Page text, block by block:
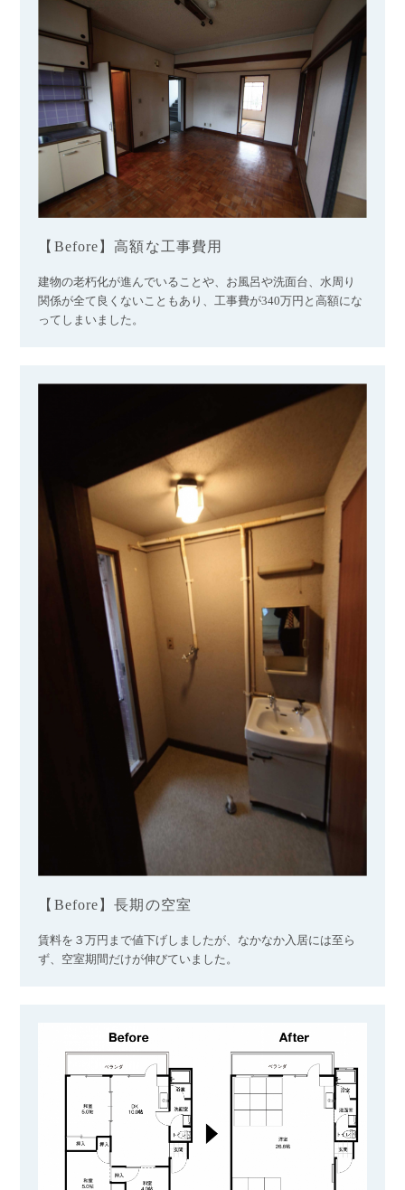
【Before】高額な工事費用
建物の老朽化が進んでいることや、お風呂や洗面台、水周り
関係が全て良くないこともあり、工事費が340万円と高額にな
ってしまいました。
【Before】長期の空室
賃料を３万円まで値下げしましたが、なかなか入居には至ら
ず、空室期間だけが伸びていました。